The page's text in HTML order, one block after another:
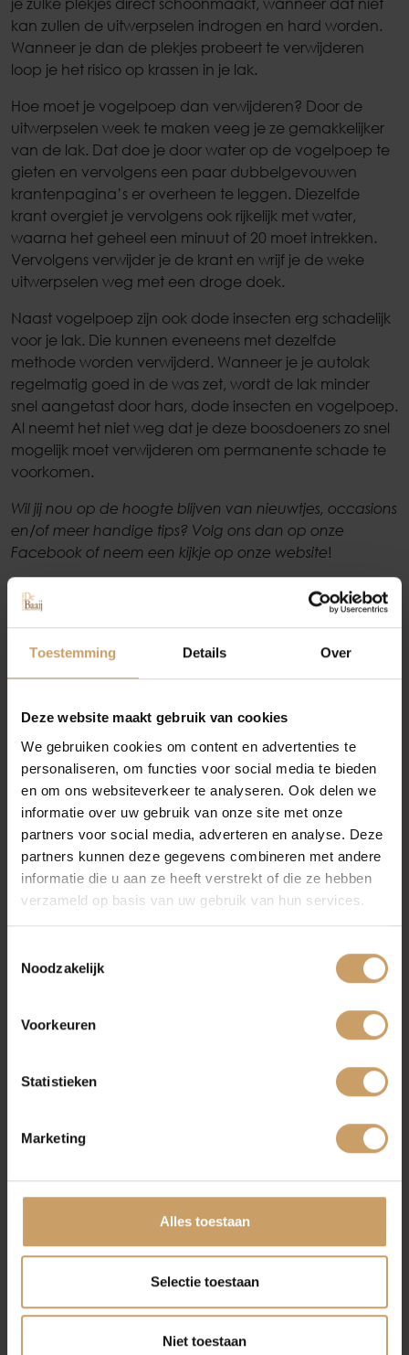
Toestemming Details Over
Deze website maakt gebruik van cookies
We gebruiken cookies om content en advertenties te
personaliseren, om functies voor social media te bieden
en om ons websiteverkeer te analyseren. Ook delen we
informatie over uw gebruik van onze site met onze
partners voor social media, adverteren en analyse. Deze
partners kunnen deze gegevens combineren met andere
informatie die u aan ze heeft verstrekt of die ze hebben
verzameld op basis van uw gebruik van hun services.
Noodzakelijk
Voorkeuren
Statistieken
Marketing
Alles toestaan
Selectie toestaan
Niet toestaan
je zulke plekjes direct schoonmaakt, wanneer dat niet
kan zullen de uitwerpselen indrogen en hard worden.
Wanneer je dan de plekjes probeert te verwijderen
loop je het risico op krassen in je lak.
Hoe moet je vogelpoep dan verwijderen? Door de
uitwerpselen week te maken veeg je ze gemakkelijker
van de lak. Dat doe je door water op de vogelpoep te
gieten en vervolgens een paar dubbelgevouwen
krantenpagina’s er overheen te leggen. Diezelfde
krant overgiet je vervolgens ook rijkelijk met water,
waarna het geheel een minuut of 20 moet intrekken.
Vervolgens verwijder je de krant en wrijf je de weke
uitwerpselen weg met een droge doek.
Naast vogelpoep zijn ook dode insecten erg schadelijk
voor je lak. Die kunnen eveneens met dezelfde
methode worden verwijderd. Wanneer je je autolak
regelmatig goed in de was zet, wordt de lak minder
snel aangetast door hars, dode insecten en vogelpoep.
Al neemt het niet weg dat je deze boosdoeners zo snel
mogelijk moet verwijderen om permanente schade te
voorkomen.
Wil jij nou op de hoogte blijven van nieuwtjes, occasions
en/of meer handige tips? Volg ons dan op onze
Facebook of neem een kijkje op onze website!
PAGINA DELEN:
Neem contact op om kennis te maken met
verder onder het genot van een goede kop
koffie, cappuccino of latte macchiato!
Autobedrijf De Baaij
Maak een showroomafspraak bij Autobedrijf
De Baaij. Wij helpen u graag verder!
Maak een afspraak
Occasions
Autolease
Financiering
Autoverzekeringen
Verkoop
Auto onderhoud
Over Autobedrijf De Baaij
Contact
Afleverpakketten